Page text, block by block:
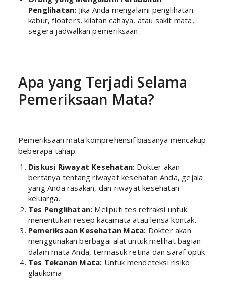
Penglihatan: Jika Anda mengalami penglihatan
kabur, floaters, kilatan cahaya, atau sakit mata,
segera jadwalkan pemeriksaan.
Apa yang Terjadi Selama
Pemeriksaan Mata?
Pemeriksaan mata komprehensif biasanya mencakup
beberapa tahap:
Diskusi Riwayat Kesehatan: Dokter akan
bertanya tentang riwayat kesehatan Anda, gejala
yang Anda rasakan, dan riwayat kesehatan
keluarga.
Tes Penglihatan: Meliputi tes refraksi untuk
menentukan resep kacamata atau lensa kontak.
Pemeriksaan Kesehatan Mata: Dokter akan
menggunakan berbagai alat untuk melihat bagian
dalam mata Anda, termasuk retina dan saraf optik.
Tes Tekanan Mata: Untuk mendeteksi risiko
glaukoma.